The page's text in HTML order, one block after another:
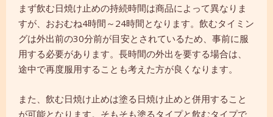
まず飲む日焼け止めの持続時間は商品によって異なりま
すが、おおむね4時間～24時間となります。飲むタイミン
グは外出前の30分前が目安とされているため、事前に服
用する必要があります。長時間の外出を要する場合は、
途中で再度服用することも考えた方が良くなります。
また、飲む日焼け止めは塗る日焼け止めと併用すること
が可能となります。そもそも塗るタイプと飲むタイプで